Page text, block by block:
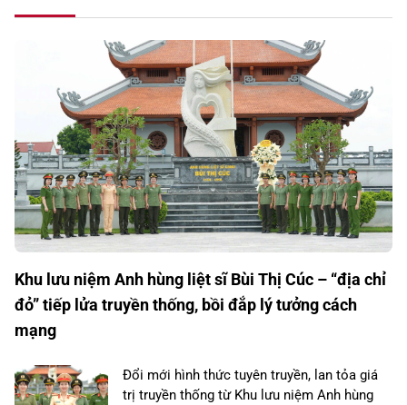
Khu lưu niệm Anh hùng liệt sĩ Bùi Thị Cúc – “địa chỉ
đỏ” tiếp lửa truyền thống, bồi đắp lý tưởng cách
mạng
Đổi mới hình thức tuyên truyền, lan tỏa giá
trị truyền thống từ Khu lưu niệm Anh hùng